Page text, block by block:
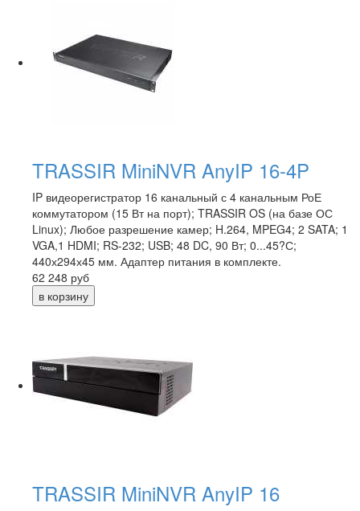
TRASSIR MiniNVR AnyIP 16-4P
IP видеорегистратор 16 канальный с 4 канальным РоЕ
коммутатором (15 Вт на порт); TRASSIR OS (на базе ОС
Linux); Любое разрешение камер; H.264, MPEG4; 2 SATA; 1
VGA,1 HDMI; RS-232; USB; 48 DC, 90 Вт; 0...45?С;
440х294х45 мм. Адаптер питания в комплекте.
62 248 руб
TRASSIR MiniNVR AnyIP 16